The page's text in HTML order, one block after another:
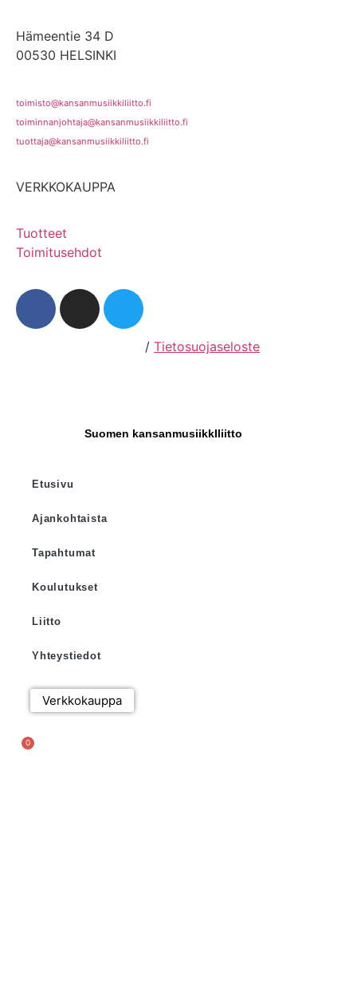
Hämeentie 34 D
00530 HELSINKI
toimisto@kansanmusiikkiliitto.fi
toiminnanjohtaja@kansanmusiikkiliitto.fi
tuottaja@kansanmusiikkiliitto.fi
VERKKOKAUPPA
Tuotteet
Toimitusehdot
/ Tietosuojaseloste
Suomen kansanmusiikkIliitto
Etusivu
Ajankohtaista
Tapahtumat
Koulutukset
Liitto
Yhteystiedot
Verkkokauppa
0